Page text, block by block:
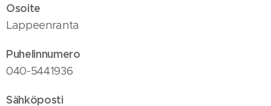
Osoite
Lappeenranta
Puhelinnumero
040-5441936
Sähköposti